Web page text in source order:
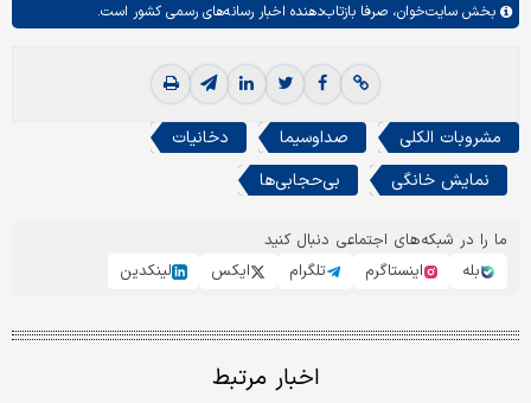
بخش سایت‌خوان، صرفا بازتاب‌دهنده اخبار رسانه‌های رسمی کشور است.
مشروبات الکلی صداوسیما
دخانیات
نمایش خانگی
بی‌حجابی‌ها
ما را در شبکه‌های اجتماعی دنبال کنید
بله
اینستاگرم تلگرام ایکس لینکدین
اخبار مرتبط